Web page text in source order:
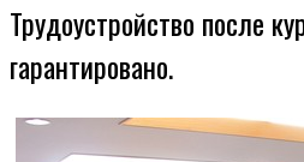
Трудоустройство после
гарантировано.